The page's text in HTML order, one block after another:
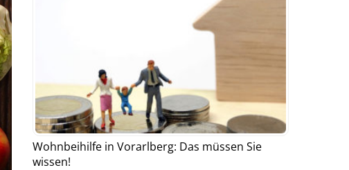
Wohnbeihilfe in Vorarlberg: Das müssen Sie
wissen!